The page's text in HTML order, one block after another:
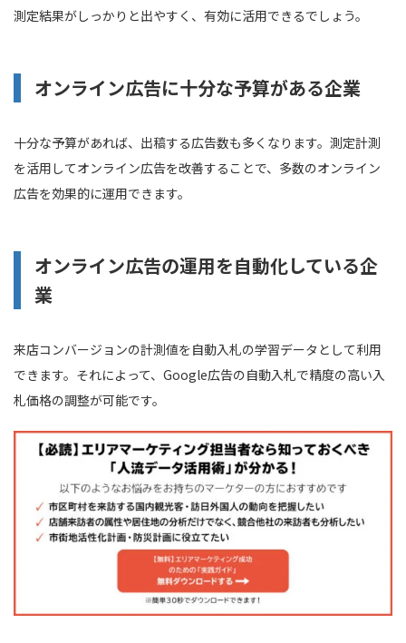
測定結果がしっかりと出やすく、有効に活用できるでしょう。
オンライン広告に十分な予算がある企業
十分な予算があれば、出稿する広告数も多くなります。測定計測
を活用してオンライン広告を改善することで、多数のオンライン
広告を効果的に運用できます。
オンライン広告の運用を自動化している企
業
来店コンバージョンの計測値を自動入札の学習データとして利用
できます。それによって、Google広告の自動入札で精度の高い入
札価格の調整が可能です。